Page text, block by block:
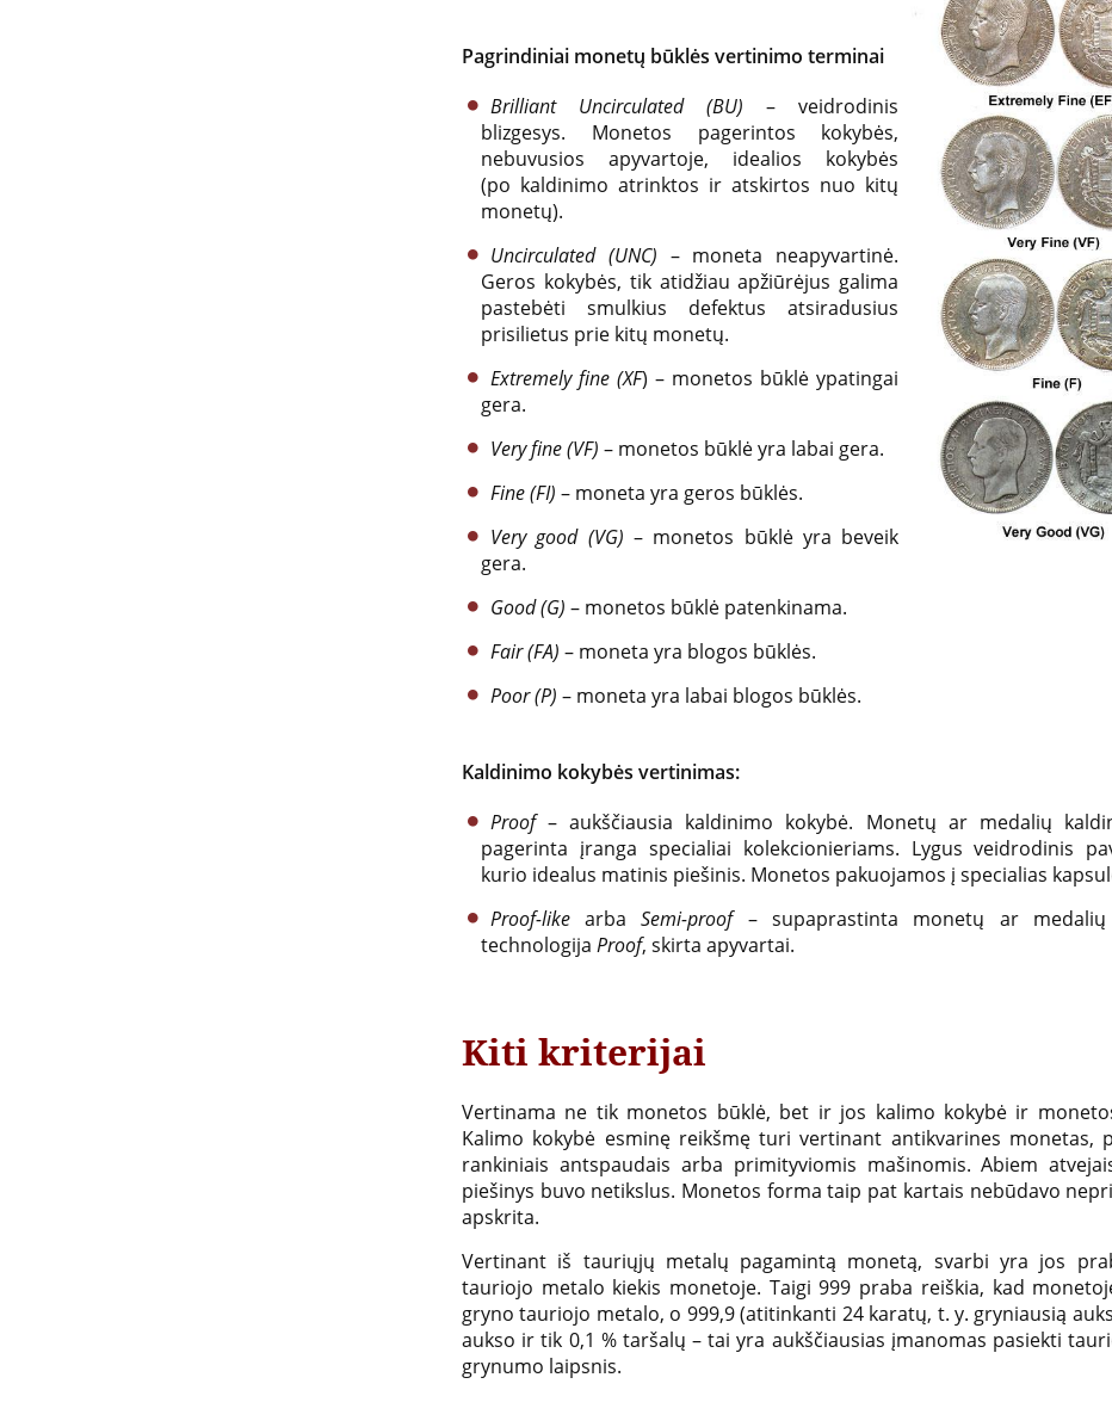
Pagrindiniai monetų būklės vertinimo terminai
Brilliant Uncirculated (BU) – veidrodinis
blizgesys. Monetos pagerintos kokybės,
nebuvusios apyvartoje, idealios kokybės
(po kaldinimo atrinktos ir atskirtos nuo kitų
monetų).
Uncirculated (UNC) – moneta neapyvartinė.
Geros kokybės, tik atidžiau apžiūrėjus galima
pastebėti smulkius defektus atsiradusius
prisilietus prie kitų monetų.
Extremely fine (XF) – monetos būklė ypatingai
gera.
Very fine (VF) – monetos būklė yra labai gera.
Fine (FI) – moneta yra geros būklės.
Very good (VG) – monetos būklė yra beveik
gera.
Good (G) – monetos būklė patenkinama.
Fair (FA) – moneta yra blogos būklės.
Poor (P) – moneta yra labai blogos būklės.
Kaldinimo kokybės vertinimas:
Proof – aukščiausia kaldinimo kokybė. Monetų ar medalių
pagerinta įranga specialiai kolekcionieriams. Lygus veidrodinis
kurio idealus matinis piešinis. Monetos pakuojamos į specialias
Proof-likearba Semi-proof – supaprastinta monetų ar medalių
technologija Proof, skirta apyvartai.
Kiti kriterijai
Vertinama ne tik monetos būklė, bet ir jos kalimo kokybė ir
Kalimo kokybė esminę reikšmę turi vertinant antikvarines monetas,
rankiniais antspaudais arba primityviomis mašinomis. Abiem
piešinys buvo netikslus. Monetos forma taip pat kartais nebūdavo
apskrita.
Vertinant iš tauriųjų metalų pagamintą monetą, svarbi yra jos
tauriojo metalo kiekis monetoje. Taigi 999 praba reiškia, kad
gryno tauriojo metalo, o 999,9 (atitinkanti 24 karatų, t. y. gryniausią
aukso ir tik 0,1 % taršalų – tai yra aukščiausias įmanomas pasiekti
grynumo laipsnis.